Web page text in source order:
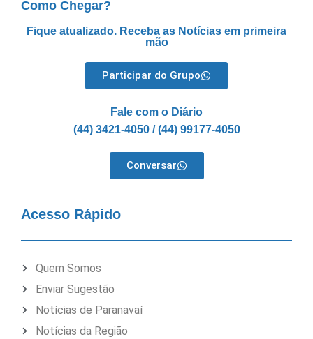
Como Chegar?
Fique atualizado. Receba as Notícias em primeira
mão
Participar do Grupo
Fale com o Diário
(44) 3421-4050 / (44) 99177-4050
Conversar
Acesso Rápido
Quem Somos
Enviar Sugestão
Notícias de Paranavaí
Notícias da Região